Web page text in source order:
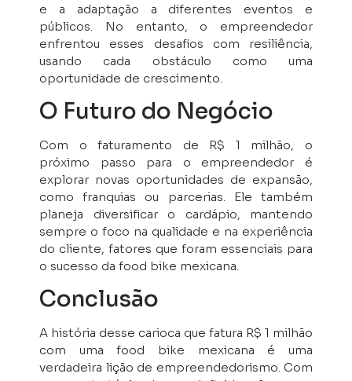
e a adaptação a diferentes eventos e
públicos. No entanto, o empreendedor
enfrentou esses desafios com resiliência,
usando cada obstáculo como uma
oportunidade de crescimento.
O Futuro do Negócio
Com o faturamento de R$ 1 milhão, o
próximo passo para o empreendedor é
explorar novas oportunidades de expansão,
como franquias ou parcerias. Ele também
planeja diversificar o cardápio, mantendo
sempre o foco na qualidade e na experiência
do cliente, fatores que foram essenciais para
o sucesso da food bike mexicana.
Conclusão
A história desse carioca que fatura R$ 1 milhão
com uma food bike mexicana é uma
verdadeira lição de empreendedorismo. Com